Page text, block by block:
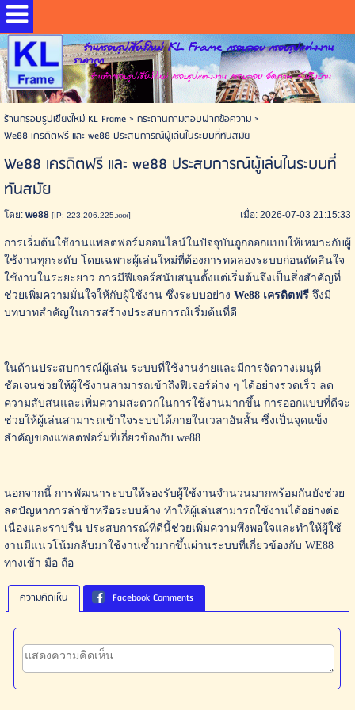
ร้านกรอบรูปเชียงใหม่ KL Frame กรอบลอย กรอบรูปแต่งงาน
ราคาถูก
ร้านทำกรอบรูปเชียงใหม่ กรอบรูปแต่งงาน กรอบลอย อัดภาพ ส่งถึงบ้าน
ร้านกรอบรูปเชียงใหม่ KL Frame> กระดานถามตอบฝากข้อความ>
We88 เครดิตฟรี และ we88 ประสบการณ์ผู้เล่นในระบบที่ทันสมัย
We88 เครดิตฟรี และ we88 ประสบการณ์ผู้เล่นในระบบที่
ทันสมัย
โดย:we88 [IP: 223.206.225.xxx] เมื่อ: 2026-07-03 21:15:33
การเริ่มต้นใช้งานแพลตฟอร์มออนไลน์ในปัจจุบันถูกออกแบบให้เหมาะกับผู้
ใช้งานทุกระดับ โดยเฉพาะผู้เล่นใหม่ที่ต้องการทดลองระบบก่อนตัดสินใจ
ใช้งานในระยะยาว การมีฟีเจอร์สนับสนุนตั้งแต่เริ่มต้นจึงเป็นสิ่งสำคัญที่
ช่วยเพิ่มความมั่นใจให้กับผู้ใช้งาน ซึ่งระบบอย่าง We88 เครดิตฟรีจึงมี
บทบาทสำคัญในการสร้างประสบการณ์เริ่มต้นที่ดี
ในด้านประสบการณ์ผู้เล่น ระบบที่ใช้งานง่ายและมีการจัดวางเมนูที่
ชัดเจนช่วยให้ผู้ใช้งานสามารถเข้าถึงฟีเจอร์ต่าง ๆ ได้อย่างรวดเร็ว ลด
ความสับสนและเพิ่มความสะดวกในการใช้งานมากขึ้น การออกแบบที่ดีจะ
ช่วยให้ผู้เล่นสามารถเข้าใจระบบได้ภายในเวลาอันสั้น ซึ่งเป็นจุดแข็ง
สำคัญของแพลตฟอร์มที่เกี่ยวข้องกับ we88
นอกจากนี้ การพัฒนาระบบให้รองรับผู้ใช้งานจำนวนมากพร้อมกันยังช่วย
ลดปัญหาการล่าช้าหรือระบบค้าง ทำให้ผู้เล่นสามารถใช้งานได้อย่างต่อ
เนื่องและราบรื่น ประสบการณ์ที่ดีนี้ช่วยเพิ่มความพึงพอใจและทำให้ผู้ใช้
งานมีแนวโน้มกลับมาใช้งานซ้ำมากขึ้นผ่านระบบที่เกี่ยวข้องกับ WE88
ทางเข้า มือ ถือ
ความคิดเห็น Facebook Comments